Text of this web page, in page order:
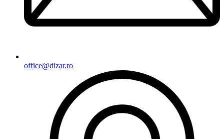
office@dizar.ro